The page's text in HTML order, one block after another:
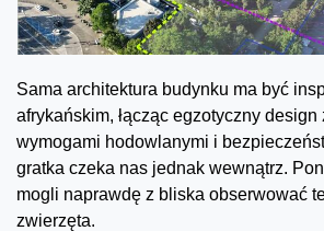
Sama architektura budynku ma być
afrykańskim, łącząc egzotyczny design
wymogami hodowlanymi i
gratka czeka nas jednak wewnątrz.
mogli naprawdę z bliska obserwować
zwierzęta.